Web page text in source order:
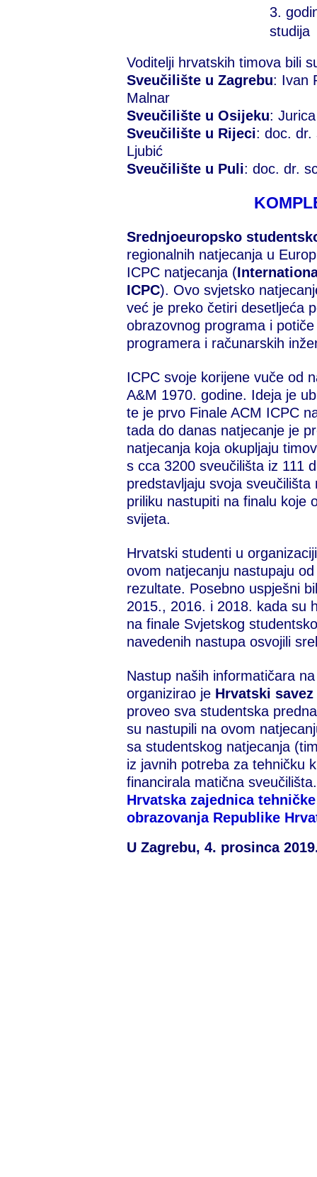
3.
studija
Voditelji hrvatskih timova bili
Sveučilište u Zagrebu: Ivan
Malnar
Sveučilište u Osijeku:
Sveučilište u Rijeci: doc. dr.
Ljubić
Sveučilište u Puli: doc. dr.
Srednjoeuropsko
regionalnih natjecanja u
ICPC natjecanja (
ICPC). Ovo svjetsko
već je preko četiri desetljeća
obrazovnog programa i
programera i računarskih
ICPC svoje korijene vuče od
A&M 1970. godine. Ideja je
te je prvo Finale ACM ICPC
tada do danas natjecanje je
natjecanja koja okupljaju
s cca 3200 sveučilišta iz 111
predstavljaju svoja
priliku nastupiti na finalu koje
svijeta.
Hrvatski studenti u
ovom natjecanju nastupaju
rezultate. Posebno uspješni
2015., 2016. i 2018. kada su
na finale Svjetskog
navedenih nastupa osvojili
Nastup naših informatičara
organizirao je Hrvatski
proveo sva studentska
su nastupili na ovom
sa studentskog natjecanja
iz javnih potreba za tehničku
financirala matična
Hrvatska zajednica
obrazovanja Republike
U Zagrebu, 4. prosinca